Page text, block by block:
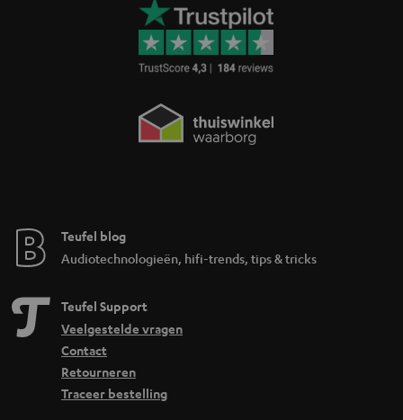
Welke soorten complete home cinema systemen zijn
Binnen complete home cinema systemen zijn er verschillende typen,
afgestemd op je ruimte, budget en hoe uitgebreid je het geluid wilt:
de meest gekozen opstelling voor thuisbioscoop. Je
krijgt twee frontspeakers, een centerspeaker, twee surroundspeakers en
een subwoofer. Geschikt voor films, series en games met ruimtelijk geluid.
ruimte innemen. Ideaal als je surround sound wilt zonder grote
vloerstaanders, bijvoorbeeld in een kleiner woon- of slaapkamer.
geschikt voor grotere woonkamers. De vloerstaanders fungeren als
frontspeakers en geven het systeem extra kracht en diepte.
THX-gecertificeerde sets:voldoen aan de geluidsnormen die
oorspronkelijk voor bioscoopzalen zijn ontwikkeld. Deze sets zijn gericht
op maximale geluidskwaliteit en nauwkeurige weergave van filmgeluid.
Actieve surround sets:beschikken over een ingebouwde versterker,
Teufel blog
Audiotechnologieën, hifi-trends, tips & tricks
Teufel Support
Veelgestelde vragen
Contact
Retourneren
Traceer bestelling